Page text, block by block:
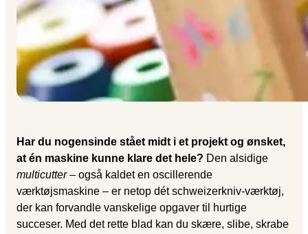
Har du nogensinde stået midt i et projekt og ønsket,
at én maskine kunne klare det hele? Den alsidige
multicutter– også kaldet en oscillerende
værktøjsmaskine – er netop dét schweizerkniv-værktøj,
der kan forvandle vanskelige opgaver til hurtige
succeser. Med det rette blad kan du skære, slibe, skrabe